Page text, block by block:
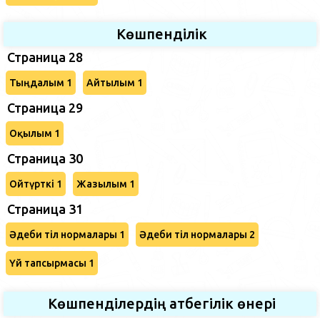
Көшпенділік
Страница 28
Тыңдалым 1 Айтылым 1
Страница 29
Оқылым 1
Страница 30
Ойтүрткі 1 Жазылым 1
Страница 31
Әдеби тіл нормалары 1 Әдеби тіл нормалары 2
Үй тапсырмасы 1
Көшпенділердің атбегілік өнері